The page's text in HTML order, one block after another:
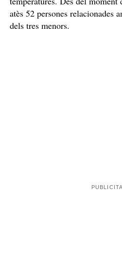
atès 52 persones relacionades
dels tres menors.